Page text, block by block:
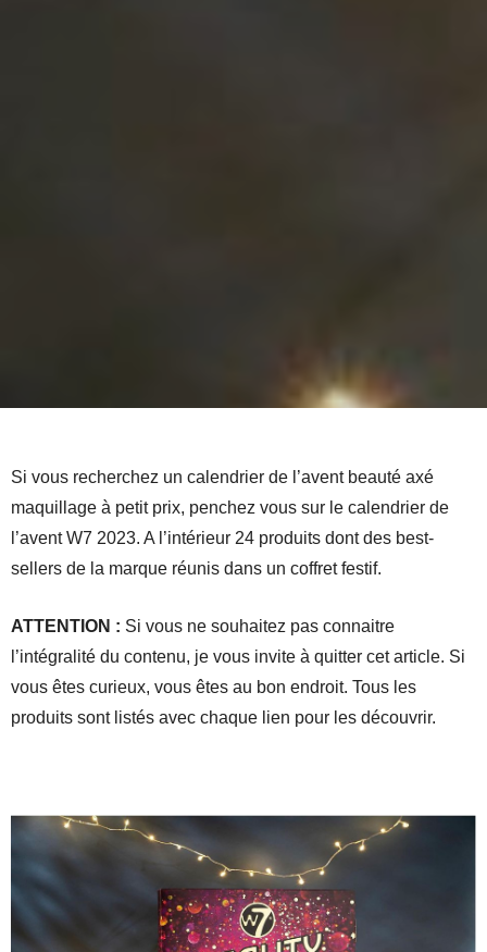
Si vous recherchez un calendrier de l’avent beauté axé
maquillage à petit prix, penchez vous sur le calendrier de
l’avent W7 2023. A l’intérieur 24 produits dont des best-
sellers de la marque réunis dans un coffret festif.
ATTENTION : Si vous ne souhaitez pas connaitre
l’intégralité du contenu, je vous invite à quitter cet article. Si
vous êtes curieux, vous êtes au bon endroit. Tous les
produits sont listés avec chaque lien pour les découvrir.